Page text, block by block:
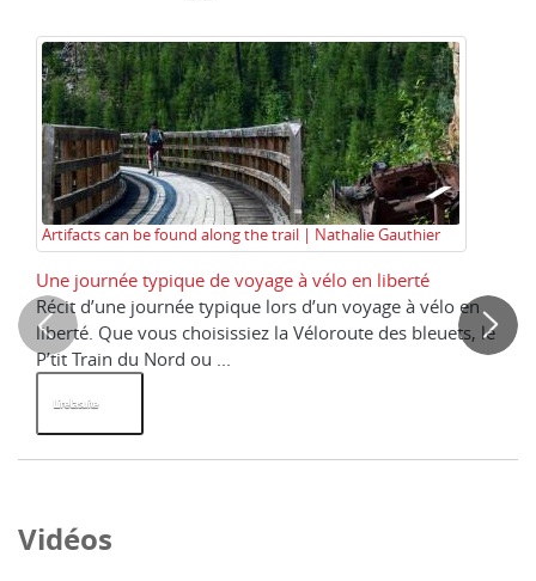
Artifacts can be found along the trail | Nathalie Gauthier
Une journée typique de voyage à vélo en liberté
Récit d’une journée typique lors d’un voyage à vélo en
liberté. Que vous choisissiez la Véloroute des bleuets, le
P’tit Train du Nord ou ...
Lire la suite
Vidéos